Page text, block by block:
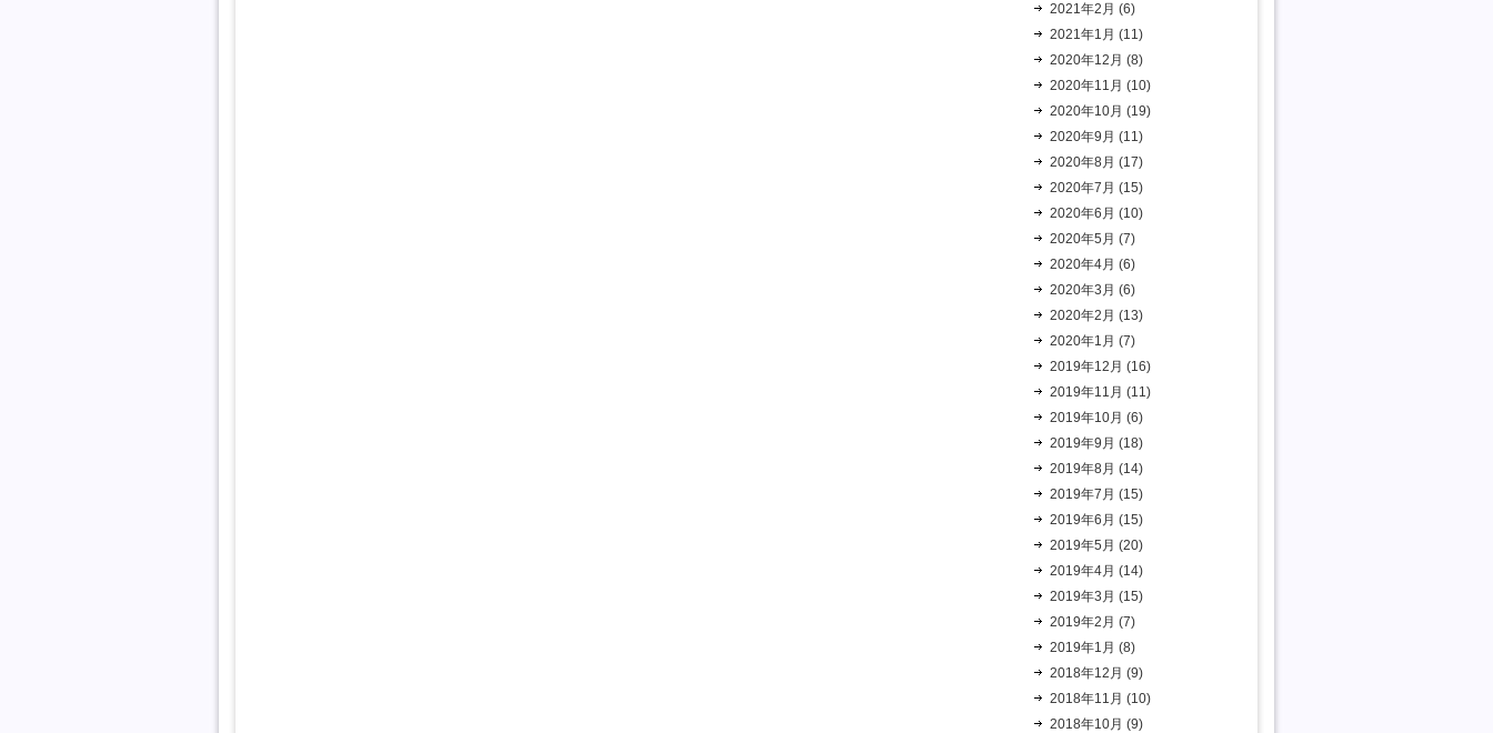
2021年2月 (6)
2021年1月 (11)
2020年12月 (8)
2020年11月 (10)
2020年10月 (19)
2020年9月 (11)
2020年8月 (17)
2020年7月 (15)
2020年6月 (10)
2020年5月 (7)
2020年4月 (6)
2020年3月 (6)
2020年2月 (13)
2020年1月 (7)
2019年12月 (16)
2019年11月 (11)
2019年10月 (6)
2019年9月 (18)
2019年8月 (14)
2019年7月 (15)
2019年6月 (15)
2019年5月 (20)
2019年4月 (14)
2019年3月 (15)
2019年2月 (7)
2019年1月 (8)
2018年12月 (9)
2018年11月 (10)
2018年10月 (9)